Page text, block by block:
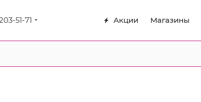
51-71 Акции Магазины